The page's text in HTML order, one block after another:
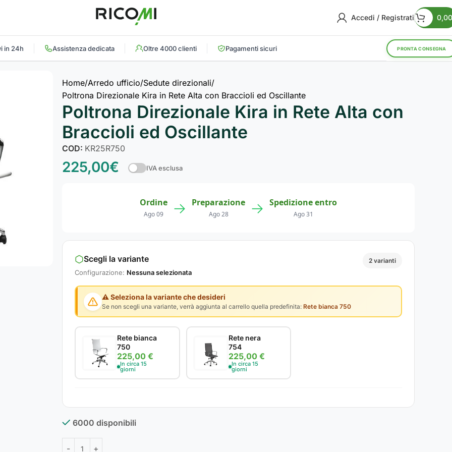
Accedi / Registrati 0,00
in 24h Assistenza dedicata Oltre 4000 clienti Pagamenti sicuri PRONTA CONSEGNA
Home Arredo ufficio Sedute direzionali
Poltrona Direzionale Kira in Rete Alta con Braccioli ed Oscillante
Poltrona Direzionale Kira in Rete Alta con
Braccioli ed Oscillante
COD: KR25R750
225,00€ IVA esclusa
Ordine
Ago 09 → Preparazione
Ago 28 → Spedizione entro
Ago 31
Scegli la variante
Configurazione: Nessuna selezionata
2 varianti
⚠️ Seleziona la variante che desideri
Se non scegli una variante, verrà aggiunta al carrello quella predefinita: Rete bianca 750
Rete bianca
750
225,00 €
In circa 15
giorni
Rete nera
754
225,00 €
In circa 15
giorni
6000 disponibili